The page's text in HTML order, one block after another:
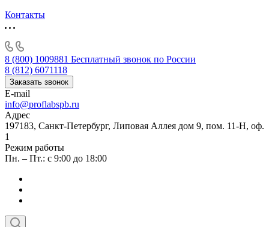
Контакты
8 (800) 1009881 Бесплатный звонок по России
8 (812) 6071118
Заказать звонок
E-mail
info@proflabspb.ru
Адрес
197183, Санкт-Петербург, Липовая Аллея дом 9, пом. 11-Н, оф.
1
Режим работы
Пн. – Пт.: с 9:00 до 18:00